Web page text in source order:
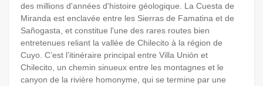
des millions d'années d'histoire géologique. La Cuesta de
Miranda est enclavée entre les Sierras de Famatina et de
Sañogasta, et constitue l'une des rares routes bien
entretenues reliant la vallée de Chilecito à la région de
Cuyo. C’est l’itinéraire principal entre Villa Unión et
Chilecito, un chemin sinueux entre les montagnes et le
canyon de la rivière homonyme, qui se termine par une